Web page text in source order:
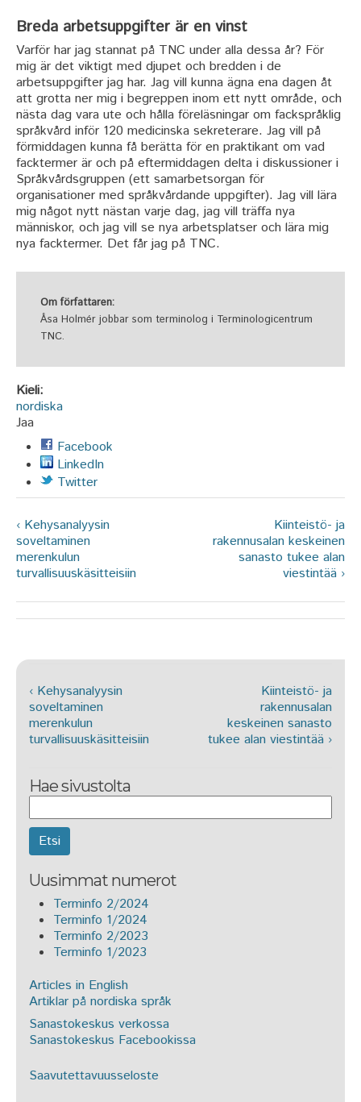
Breda arbetsuppgifter är en vinst
Varför har jag stannat på TNC under alla dessa år? För
mig är det viktigt med djupet och bredden i de
arbetsuppgifter jag har. Jag vill kunna ägna ena dagen åt
att grotta ner mig i begreppen inom ett nytt område, och
nästa dag vara ute och hålla föreläsningar om fackspråklig
språkvård inför 120 medicinska sekreterare. Jag vill på
förmiddagen kunna få berätta för en praktikant om vad
facktermer är och på eftermiddagen delta i diskussioner i
Språkvårdsgruppen (ett samarbetsorgan för
organisationer med språkvårdande uppgifter). Jag vill lära
mig något nytt nästan varje dag, jag vill träffa nya
människor, och jag vill se nya arbetsplatser och lära mig
nya facktermer. Det får jag på TNC.
Om författaren:
Åsa Holmér jobbar som terminolog i Terminologicentrum
TNC.
Kieli:
nordiska
Jaa
Facebook
LinkedIn
Twitter
‹ Kehysanalyysin
soveltaminen
merenkulun
turvallisuuskäsitteisiin
Kiinteistö- ja
rakennusalan keskeinen
sanasto tukee alan
viestintää ›
‹ Kehysanalyysin
soveltaminen
merenkulun
turvallisuuskäsitteisiin
Kiinteistö- ja
rakennusalan
keskeinen sanasto
tukee alan viestintää ›
Hae sivustolta
Uusimmat numerot
Terminfo 2/2024
Terminfo 1/2024
Terminfo 2/2023
Terminfo 1/2023
Articles in English
Artiklar på nordiska språk
Sanastokeskus verkossa
Sanastokeskus Facebookissa
Saavutettavuusseloste